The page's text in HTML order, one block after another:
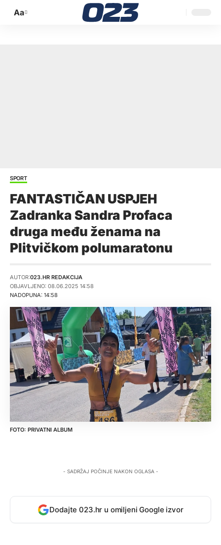
Promijeni
Aa
SPORT
FANTASTIČAN USPJEH
Zadranka Sandra Profaca
druga među ženama na
Plitvičkom polumaratonu
NADOPUNA: 14:58
AUTOR:023.HR REDAKCIJA
OBJAVLJENO: 08.06.2025 14:58
PRIVATNI ALBUM
- SADRŽAJ POČINJE NAKON OGLASA -
Dodajte 023.hr u omiljeni Google izvor